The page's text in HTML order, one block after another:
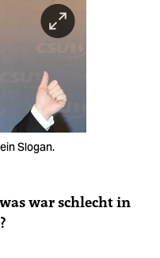
Slogan.
war schlecht in